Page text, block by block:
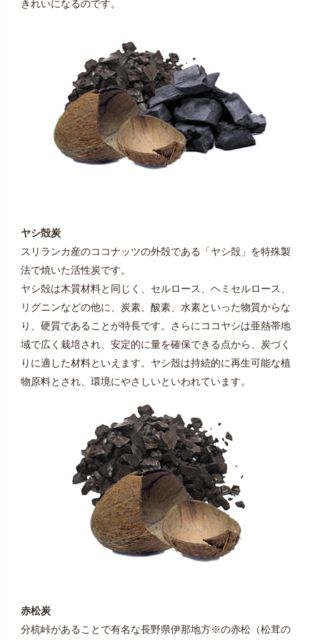
きれいになるのです。
ヤシ殻炭
スリランカ産のココナッツの外殻である「ヤシ殻」を特殊製
法で焼いた活性炭です。
ヤシ殻は木質材料と同じく、セルロース、ヘミセルロース、
リグニンなどの他に、炭素、酸素、水素といった物質からな
り、硬質であることが特長です。さらにココヤシは亜熱帯地
域で広く栽培され、安定的に量を確保できる点から、炭づく
りに適した材料といえます。ヤシ殼は持続的に再生可能な植
物原料とされ、環境にやさしいといわれています。
赤松炭
分杭峠があることで有名な長野県伊那地方※の赤松（松茸の